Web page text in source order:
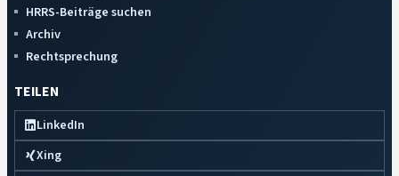
HRRS-Beiträge suchen
Archiv
Rechtsprechung
TEILEN
LinkedIn
Xing